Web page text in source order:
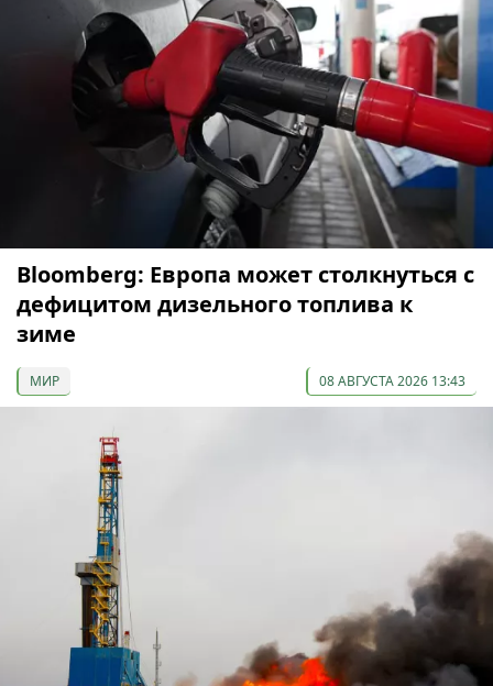
Bloomberg: Европа может столкнуться с
дефицитом дизельного топлива к
зиме
МИР 08 АВГУСТА 2026 13:43